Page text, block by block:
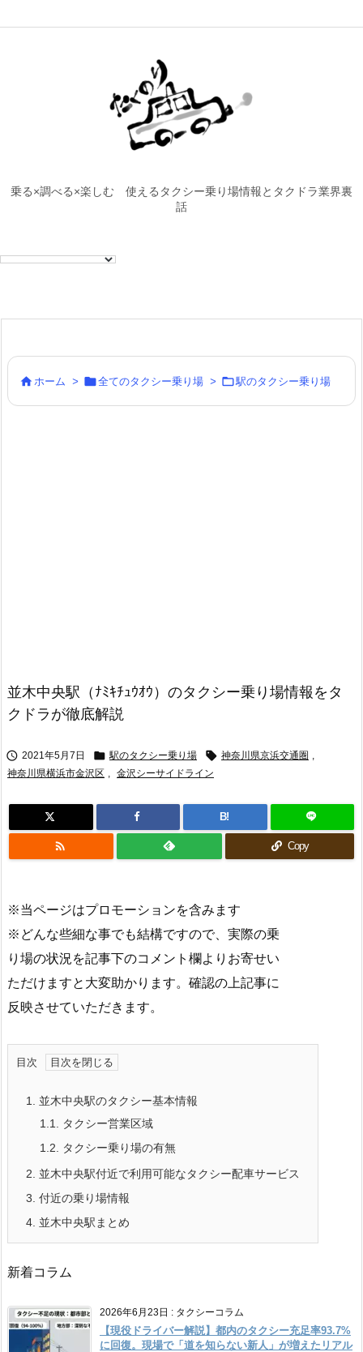
乗る×調べる×楽しむ 使えるタクシー乗り場情報とタクドラ業界裏
話
 ホーム > 全てのタクシー乗り場 > 駅のタクシー乗り場
並木中央駅（ﾅﾐｷﾁｭｳｵｳ）のタクシー乗り場情報をタ
クドラが徹底解説
 2021年5月7日  駅のタクシー乗り場  神奈川県京浜交通圏 ,
神奈川県横浜市金沢区 , 金沢シーサイドライン
B!
 Copy
※当ページはプロモーションを含みます
※どんな些細な事でも結構ですので、実際の乗
り場の状況を記事下のコメント欄よりお寄せい
ただけますと大変助かります。確認の上記事に
反映させていただきます。
目次
1.
並木中央駅のタクシー基本情報
1.1.
タクシー営業区域
1.2.
タクシー乗り場の有無
2.
並木中央駅付近で利用可能なタクシー配車サービス
3. 付近の乗り場情報
4. 並木中央駅まとめ
新着コラム
2026年6月23日 : タクシーコラム
【現役ドライバー解説】都内のタクシー充足率93.7%
に回復。現場で「道を知らない新人」が増えたリアル